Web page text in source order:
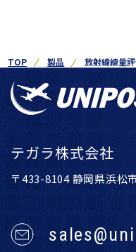
TOP 製品 放射線線量
テガラ株式会社
〒433-8104 静岡県浜松